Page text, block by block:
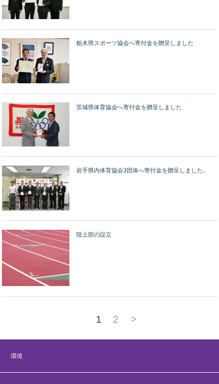
栃木県スポーツ協会へ寄付金を贈呈しました
茨城県体育協会へ寄付金を贈呈しました
岩手県内体育協会3団体へ寄付金を贈呈しました。
陸上部の設立
1 2 >
環境